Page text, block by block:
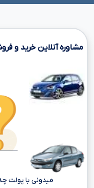
مشاوره آنلاین خرید و
میدونی با پولت